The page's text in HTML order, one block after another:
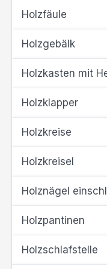
Holzfäule
Holzgebälk
Holzkasten mit
Holzklapper
Holzkreise
Holzkreisel
Holznägel
Holzpantinen
Holzschlafstelle